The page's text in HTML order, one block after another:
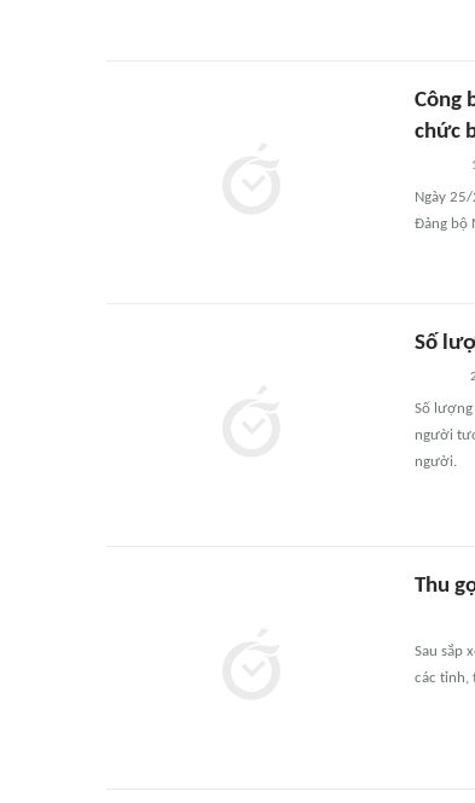
Công
chức
Ngày
Đảng bộ
Số
Số
người
người.
Thu
Sau sắp
các tỉnh,